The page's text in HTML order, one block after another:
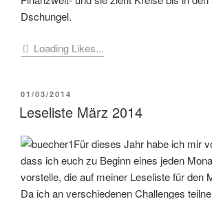
Dschungel.
Loading Likes...
VERÖFFENTLICHT
AM
01/03/2014
Leseliste März 2014
Für dieses Jahr habe ich mir
dass ich euch zu Beginn eines jeden
vorstelle, die auf meiner Leseliste für den
Da ich an verschiedenen Challenges